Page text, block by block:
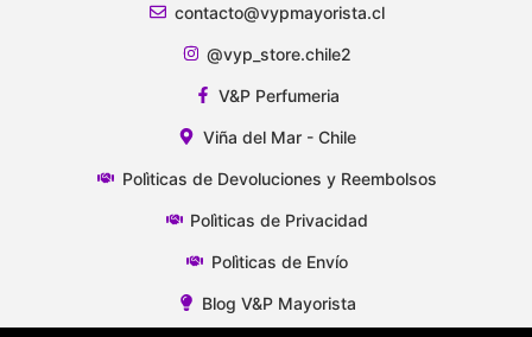
contacto@vypmayorista.cl
@vyp_store.chile2
V&P Perfumeria
Viña del Mar - Chile
Polìticas de Devoluciones y Reembolsos
Polìticas de Privacidad
Polìticas de Envío
Blog V&P Mayorista